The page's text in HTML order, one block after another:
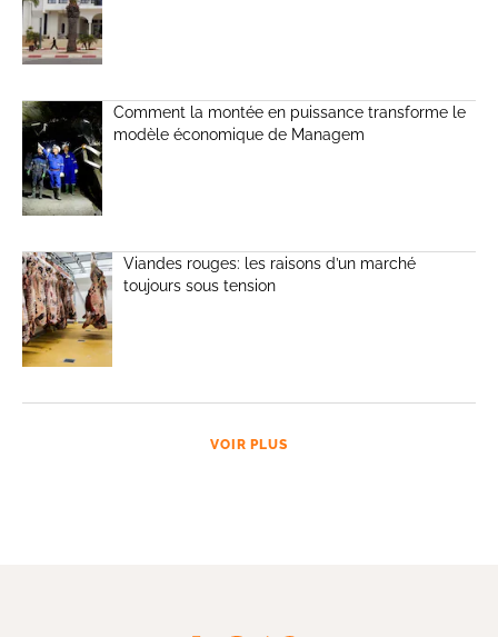
Comment la montée en puissance transforme le
modèle économique de Managem
Viandes rouges: les raisons d’un marché
toujours sous tension
VOIR PLUS